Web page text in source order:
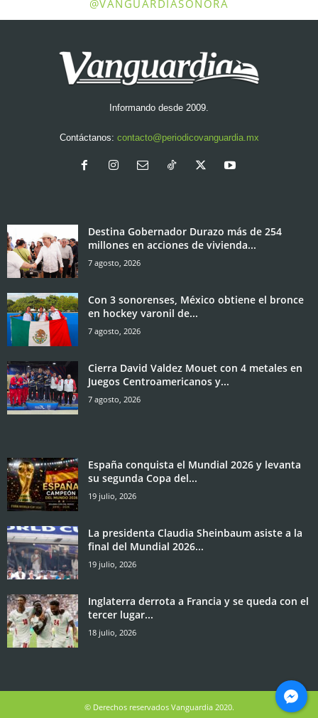
@VANGUARDIASONORA
Informando desde 2009.
Contáctanos: contacto@periodicovanguardia.mx
Destina Gobernador Durazo más de 254
millones en acciones de vivienda...
7 agosto, 2026
Con 3 sonorenses, México obtiene el bronce
en hockey varonil de...
7 agosto, 2026
Cierra David Valdez Mouet con 4 metales en
Juegos Centroamericanos y...
7 agosto, 2026
España conquista el Mundial 2026 y levanta
su segunda Copa del...
19 julio, 2026
La presidenta Claudia Sheinbaum asiste a la
final del Mundial 2026...
19 julio, 2026
Inglaterra derrota a Francia y se queda con el
tercer lugar...
18 julio, 2026
© Derechos reservados Vanguardia 2020.